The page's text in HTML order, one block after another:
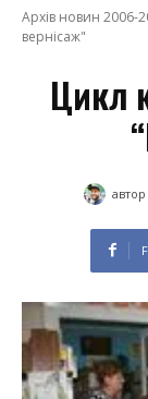
Архів новин 2006-
вернісаж"
Цикл
автор